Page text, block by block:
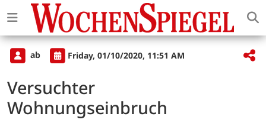
ab Friday, 01/10/2020, 11:51 AM
Versuchter
Wohnungseinbruch